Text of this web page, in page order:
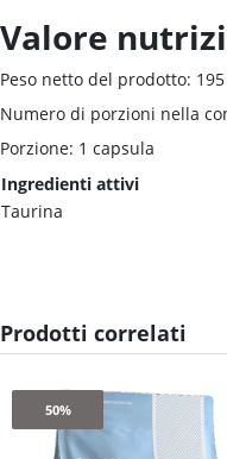
Valore
Peso netto del prodotto:
Numero di porzioni nella
Porzione: 1 capsula
Ingredienti attivi
Taurina
Prodotti correlati
50%